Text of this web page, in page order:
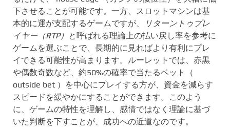
下させることが可能です。一方、スロットマシンは基
本的に運が支配するゲームですが、
リターントゥプレ
イヤー（RTP） と呼ばれる理論上の払い戻し率を参考に
ゲームを選ぶことで、長期的に見ればより有利にプレ
イできる可能性が高まります。ルーレットでは、赤黒
や偶数奇数など、約50%の確率で当たるベット（
outside bet ）を中心にプレイする方が、資金を減らす
スピードを緩やかにすることができます。このよう
に、ゲームの特性を理解し、感情ではなく理論に基づ
いた判断を下すことが、成功への近道なのです。